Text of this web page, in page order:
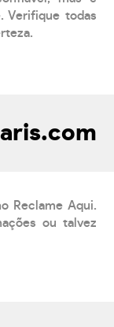
Verifique todas
Reclame Aqui.
ou talvez